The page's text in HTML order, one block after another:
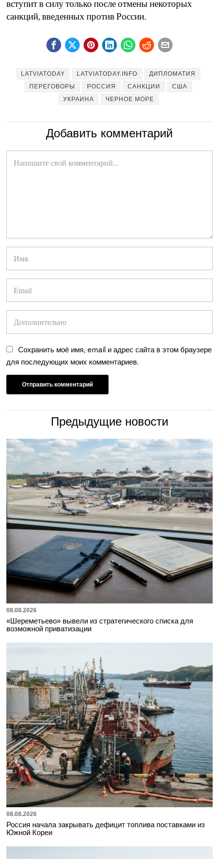
вступит в силу только после отмены некоторых
санкций, введенных против России.
LATVIATODAY LATVIATODAY.INFO
ДИПЛОМАТИЯ
ПЕРЕГОВОРЫ
РОССИЯ САНКЦИИ
США
УКРАИНА
ЧЕРНОЕ МОРЕ
Добавить комментарий
Сохранить моё имя, email и адрес сайта в этом браузере
для последующих моих комментариев.
Предыдущие новости
08.08.2026
«Шереметьево» вывели из стратегического списка для
возможной приватизации
08.08.2026
Россия начала закрывать дефицит топлива поставками из
Южной Кореи